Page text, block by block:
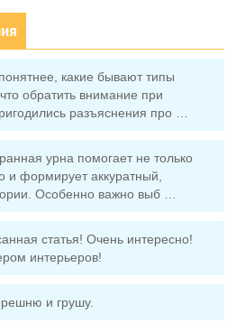
какие бывают типы
обратить внимание при
разъяснения про …
урна помогает не только
и формирует аккуратный,
Особенно важно выб …
статья! Очень интересно!
интерьеров!
и грушу.